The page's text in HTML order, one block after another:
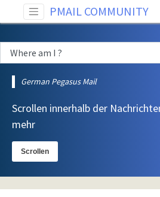
PMAIL COMMUNITY
German Pegasus Mail
Scrollen innerhalb der
mehr
Scrollen